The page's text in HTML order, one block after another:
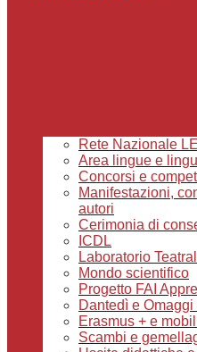
Rete Nazionale
Area lingue e
Concorsi e
Manifestazioni,
autori
Cerimonia di
ICDL
Laboratorio
Mondo scientifico
Progetto FAI
Dantedì e
Erasmus + e
Scambi e